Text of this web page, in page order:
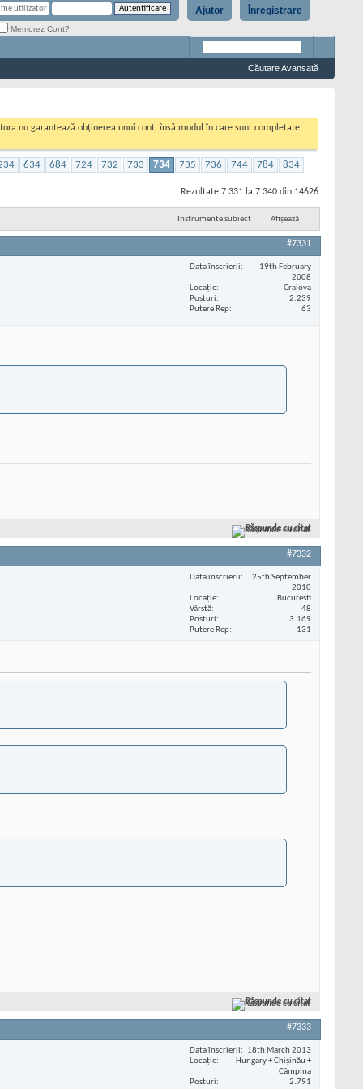
Înregistrare
Ajutor
Memorez Cont?
Căutare Avansată
nu garantează obținerea unui cont, însă modul în care sunt completate
634 684 724 732 733 734 735 736 744 784
834
Rezultate 7.331 la 7.340 din 14626
Instrumente subiect Afișează
#7331
Data înscrierii
19th February
2008
Locaţie
Craiova
Posturi
2.239
Putere Rep
63
Răspunde cu citat
#7332
Data înscrierii
25th September
2010
Locaţie
Bucuresti
Vârstă
48
Posturi
3.169
Putere Rep
131
Răspunde cu citat
#7333
Data înscrierii
18th March 2013
Locaţie
Hungary + Chișinău +
Câmpina
Posturi
2.791